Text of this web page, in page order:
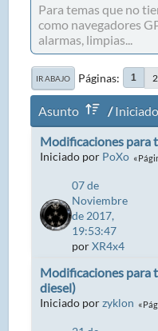
Para temas que no
como navegadores
alarmas, limpias...
IR ABAJO Páginas 1 2
Asunto /
Modificaciones para
Iniciado por PoXo
07 de
Noviembre
de 2017,
19:53:47
porXR4x4
Modificaciones para
diesel)
Iniciado porzyklon